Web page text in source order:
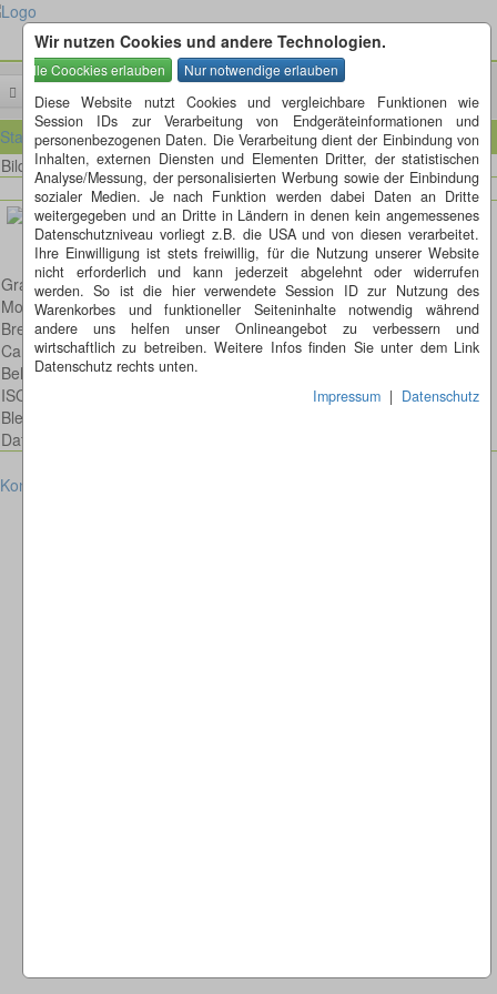
Wir nutzen Cookies und andere Technologien.
Diese Website nutzt Cookies und vergleichbare Funktionen wie
Session IDs zur Verarbeitung von Endgeräteinformationen und
personenbezogenen Daten. Die Verarbeitung dient der Einbindung von
Inhalten, externen Diensten und Elementen Dritter, der statistischen
Analyse/Messung, der personalisierten Werbung sowie der Einbindung
sozialer Medien. Je nach Funktion werden dabei Daten an Dritte
weitergegeben und an Dritte in Ländern in denen kein angemessenes
Datenschutzniveau vorliegt z.B. die USA und von diesen verarbeitet.
Ihre Einwilligung ist stets freiwillig, für die Nutzung unserer Website
nicht erforderlich und kann jederzeit abgelehnt oder widerrufen
werden. So ist die hier verwendete Session ID zur Nutzung des
Warenkorbes und funktioneller Seiteninhalte notwendig während
andere uns helfen unser Onlineangebot zu verbessern und
wirtschaftlich zu betreiben. Weitere Infos finden Sie unter dem Link
Datenschutz rechts unten.
Impressum | Datenschutz
Startseite
Bild 39 von 80Bilder
Grashüpfer
Model: Canon EOS 6D
Brennweite: 100mm
Canon EF 100mm 2,8 L IS USM Macro
Belichtungsdauer : 1/160
ISO: 400
Blende: f/8.0
Datum: 2018:07:10 13:22:03
Kontakt